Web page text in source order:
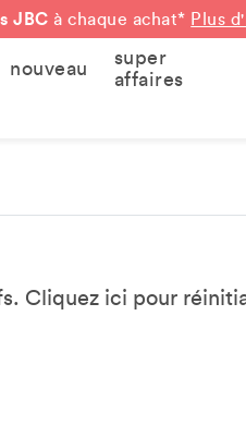
JBC à chaque achat* Plus
nouveau
super
affaires
Cliquez ici pour